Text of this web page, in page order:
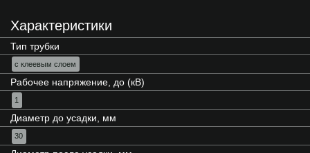
Характеристики
Тип трубки
с клеевым слоем
Рабочее напряжение, до (кВ)
1
Диаметр до усадки, мм
30